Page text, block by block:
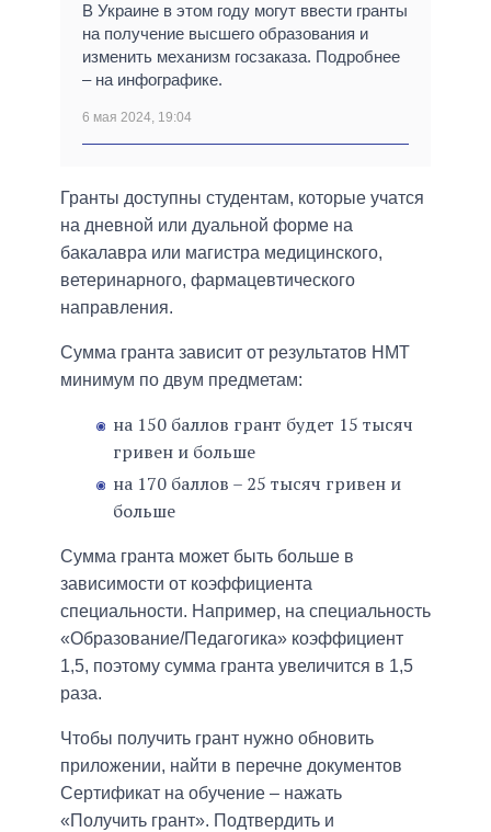
В Украине в этом году могут ввести гранты
на получение высшего образования и
изменить механизм госзаказа. Подробнее
– на инфографике.
6 мая 2024, 19:04
Гранты доступны студентам, которые учатся
на дневной или дуальной форме на
бакалавра или магистра медицинского,
ветеринарного, фармацевтического
направления.
Сумма гранта зависит от результатов НМТ
минимум по двум предметам:
на 150 баллов грант будет 15 тысяч
гривен и больше
на 170 баллов – 25 тысяч гривен и
больше
Сумма гранта может быть больше в
зависимости от коэффициента
специальности. Например, на специальность
«Образование/Педагогика» коэффициент
1,5, поэтому сумма гранта увеличится в 1,5
раза.
Чтобы получить грант нужно обновить
приложении, найти в перечне документов
Сертификат на обучение – нажать
«Получить грант». Подтвердить и